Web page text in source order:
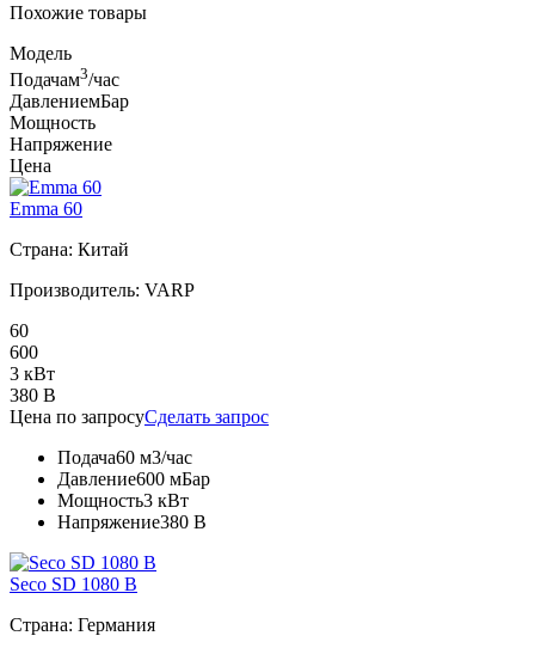
Похожие товары
Модель
Подачам3/час
ДавлениемБар
Мощность
Напряжение
Цена
Emma 60
Страна: Китай
Производитель: VARP
60
600
3 кВт
380 В
Цена по запросуСделать запрос
Подача60 м3/час
Давление600 мБар
Мощность3 кВт
Напряжение380 В
Seco SD 1080 B
Страна: Германия